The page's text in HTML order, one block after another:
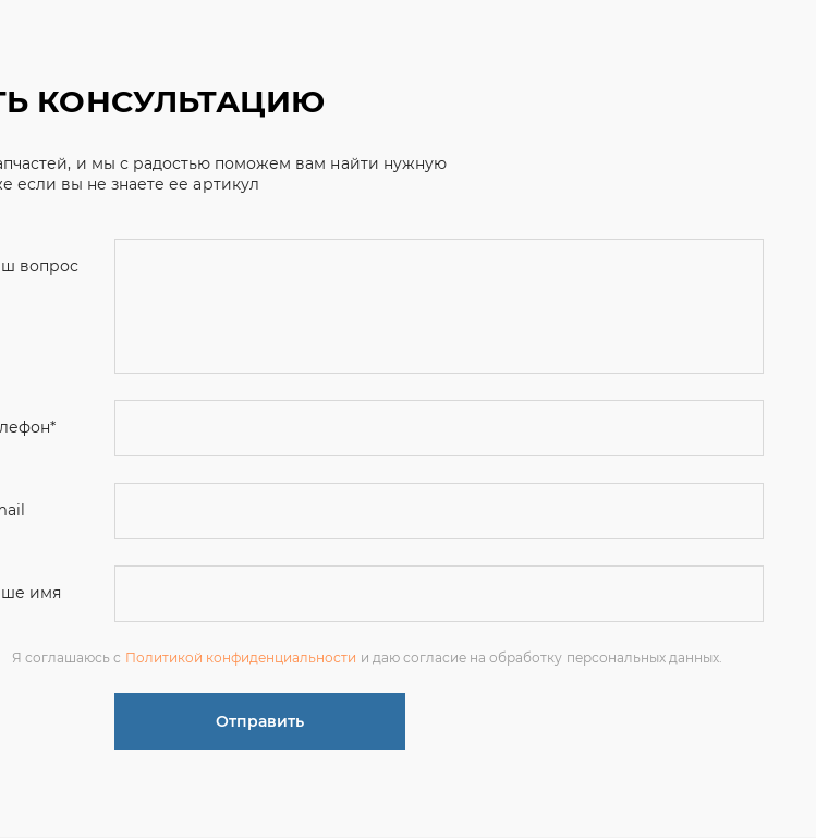
КОНСУЛЬТАЦИЮ
и мы с радостью поможем вам найти нужную
если вы не знаете ее артикул
вопрос
Я соглашаюсь с
Отправить